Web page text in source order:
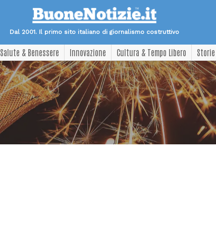
Dal 2001. Il primo sito italiano di giornalismo costruttivo
Salute & Benessere Innovazione Cultura & Tempo Libero Storie